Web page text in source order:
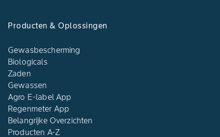
Producten & Oplossingen
Gewasbescherming
Biologicals
Zaden
Gewassen
Agro E-label App
Regenmeter App
Belangrijke Overzichten
Producten A-Z